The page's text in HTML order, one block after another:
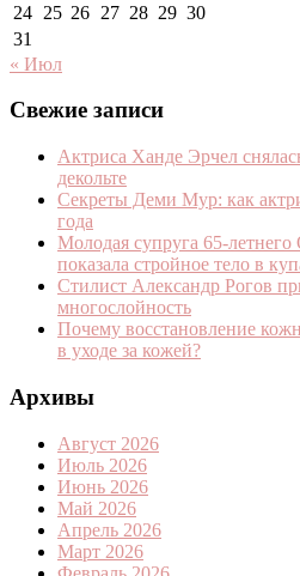
24 25 26 27 28 29 30
31
« Июл
Свежие записи
Актриса Ханде Эрчел
декольте
Секреты Деми Мур: как
года
Молодая супруга 65-
показала стройное тело в
Стилист Александр Рогов
многослойность
Почему восстановление
в уходе за кожей?
Архивы
Август 2026
Июль 2026
Июнь 2026
Май 2026
Апрель 2026
Март 2026